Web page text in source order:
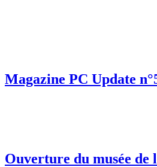
Magazine PC Update
Ouverture du musée de